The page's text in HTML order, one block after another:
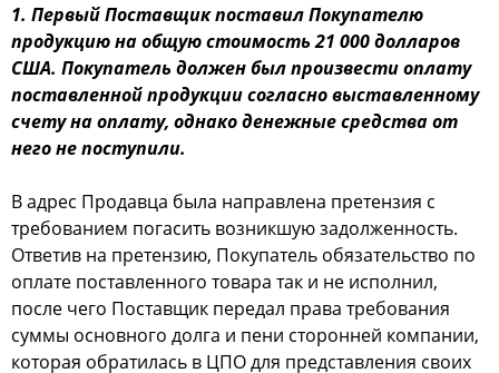
1. Первый Поставщик поставил Покупателю
продукцию на общую стоимость 21 000 долларов
США. Покупатель должен был произвести оплату
поставленной продукции согласно выставленному
счету на оплату, однако денежные средства от
него не поступили.
В адрес Продавца была направлена претензия с
требованием погасить возникшую задолженность.
Ответив на претензию, Покупатель обязательство по
оплате поставленного товара так и не исполнил,
после чего Поставщик передал права требования
суммы основного долга и пени сторонней компании,
которая обратилась в ЦПО для представления своих